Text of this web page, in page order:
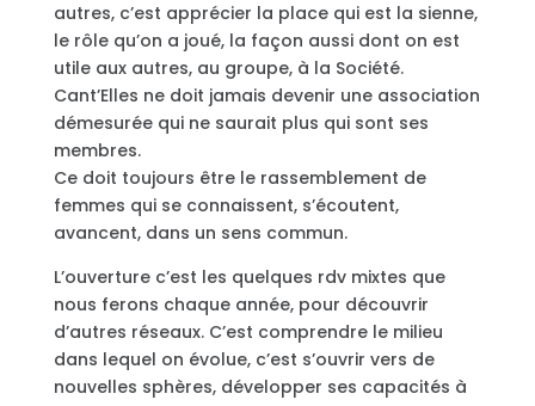
autres, c’est apprécier la place qui est la sienne,
le rôle qu’on a joué, la façon aussi dont on est
utile aux autres, au groupe, à la Société.
Cant’Elles ne doit jamais devenir une association
démesurée qui ne saurait plus qui sont ses
membres.
Ce doit toujours être le rassemblement de
femmes qui se connaissent, s’écoutent,
avancent, dans un sens commun.
L’ouverture c’est les quelques rdv mixtes que
nous ferons chaque année, pour découvrir
d’autres réseaux. C’est comprendre le milieu
dans lequel on évolue, c’est s’ouvrir vers de
nouvelles sphères, développer ses capacités à